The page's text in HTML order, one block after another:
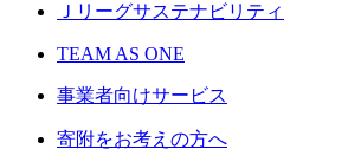
Ｊリーグサステナビリティ
TEAM AS ONE
事業者向けサービス
寄附をお考えの方へ